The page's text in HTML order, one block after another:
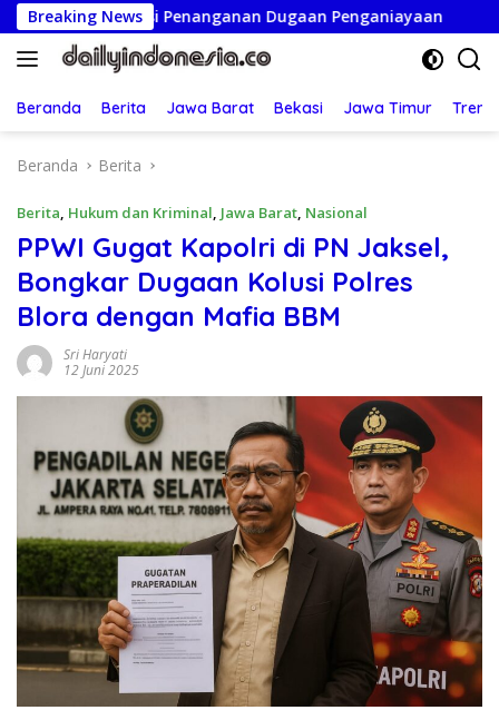
Langsung
ke
konten
Breaking News
Penanganan Dugaan Penganiayaan Ketua
Beranda Berita Jawa Barat Bekasi Jawa Timur
Beranda Berita
Berita, Hukum dan Kriminal, Jawa Barat, Nasional
PPWI Gugat Kapolri di PN Jaksel,
Bongkar Dugaan Kolusi Polres
Blora dengan Mafia BBM
Sri Haryati
12 Juni 2025